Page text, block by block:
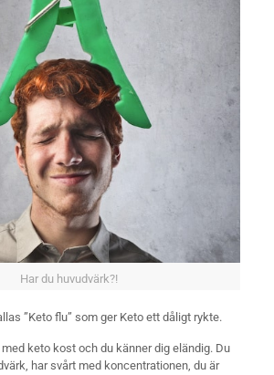
Har du huvudvärk?!
”Keto flu” som ger Keto ett dåligt rykte.
keto kost och du känner dig eländig. Du
har svårt med koncentrationen, du är